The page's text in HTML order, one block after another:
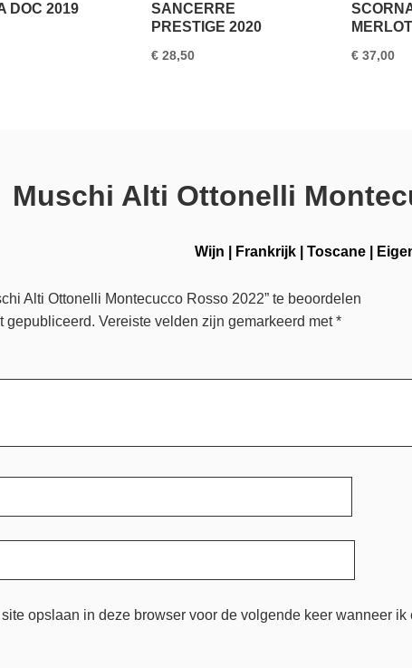
DOC 2019
SANCERRE
PRESTIGE 2020
€ 28,50 € 37,00
Muschi Alti Ottonelli
Wijn Frankrijk Toscane
Alti Ottonelli Montecucco Rosso 2022” te beoordelen
gepubliceerd. Vereiste velden zijn gemarkeerd met*
opslaan in deze browser voor de volgende keer wanneer ik